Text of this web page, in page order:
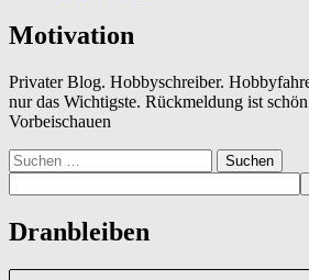
Motivation
Privater Blog. Hobbyschreiber.
nur das Wichtigste. Rückmeldung ist
Vorbeischauen
Suchen
nach:
Dranbleiben